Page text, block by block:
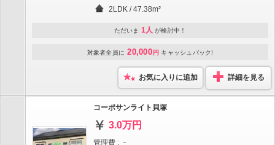
2LDK / 47.38m²
ただいま 1人 が検討中！
対象者全員に 20,000 円 キャッシュバック!
お気に入りに追加 詳細を見る
コーポサンライト貝塚
3.0万円
管理費 : －